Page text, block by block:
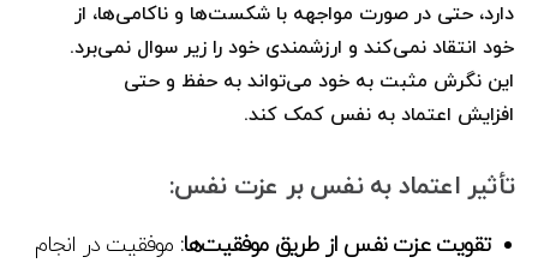
دارد، حتی در صورت مواجهه با شکست‌ها و ناکامی‌ها، از
خود انتقاد نمی‌کند و ارزشمندی خود را زیر سوال نمی‌برد.
این نگرش مثبت به خود می‌تواند به حفظ و حتی
افزایش اعتماد به نفس کمک کند.
تأثیر اعتماد به نفس بر عزت نفس:​
تقویت عزت نفس از طریق موفقیت‌ها:موفقیت در انجام